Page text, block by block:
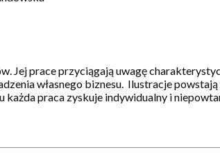
Jej prace przyciągają uwagę
własnego biznesu. Ilustracje
praca zyskuje indywidualny i